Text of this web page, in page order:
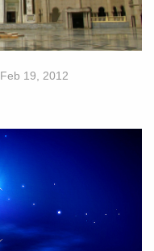
Feb 19, 2012